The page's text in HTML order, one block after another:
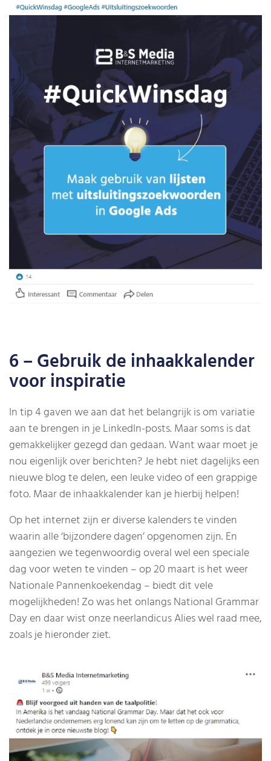
6 – Gebruik de inhaakkalender
voor inspiratie
In tip 4 gaven we aan dat het belangrijk is om variatie
aan te brengen in je LinkedIn-posts. Maar soms is dat
gemakkelijker gezegd dan gedaan. Want waar moet je
nou eigenlijk over berichten? Je hebt niet dagelijks een
nieuwe blog te delen, een leuke video of een grappige
foto. Maar de inhaakkalender kan je hierbij helpen!
Op het internet zijn er diverse kalenders te vinden
waarin alle ‘bijzondere dagen’ opgenomen zijn. En
aangezien we tegenwoordig overal wel een speciale
dag voor weten te vinden – op 20 maart is het weer
Nationale Pannenkoekendag – biedt dit vele
mogelijkheden! Zo was het onlangs National Grammar
Day en daar wist onze neerlandicus Alies wel raad mee,
zoals je hieronder ziet.